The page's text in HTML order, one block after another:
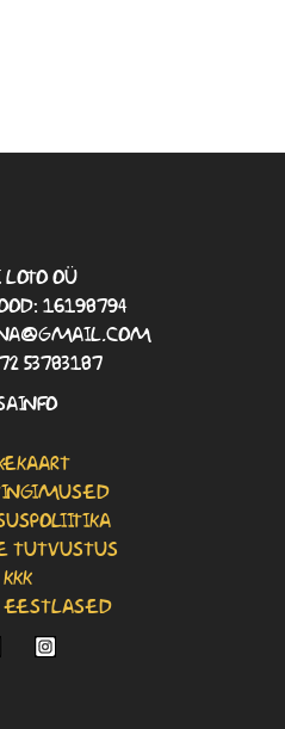
OÜ
16198794
53783187
TUTVUSTUS
KKK